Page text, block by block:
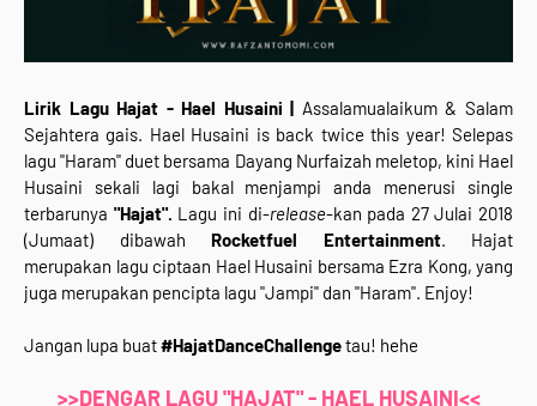
Lirik Lagu Hajat - Hael Husaini |
Assalamualaikum & Salam
Sejahtera gais. Hael Husaini is back twice this year! Selepas
lagu "Haram" duet bersama Dayang Nurfaizah meletop, kini Hael
Husaini sekali lagi bakal menjampi anda menerusi single
terbarunya "Hajat". Lagu ini di-release-kan pada 27 Julai 2018
(Jumaat) dibawah Rocketfuel Entertainment. Hajat
merupakan lagu ciptaan Hael Husaini bersama Ezra Kong, yang
juga merupakan pencipta lagu "Jampi" dan "Haram". Enjoy!
Jangan lupa buat#HajatDanceChallengetau! hehe
>>DENGAR LAGU "HAJAT" - HAEL HUSAINI<<